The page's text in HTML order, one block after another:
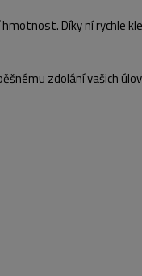
Díky ní rychle
zdolání vašich